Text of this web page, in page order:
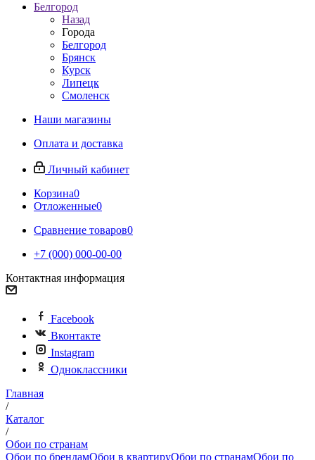
Белгород
Назад
Города
Белгород
Брянск
Курск
Липецк
Смоленск
Наши магазины
Оплата и доставка
Личный кабинет
Корзина0
Отложенные0
Сравнение товаров0
+7 (000) 000-00-00
Контактная информация
Facebook
Вконтакте
Instagram
Одноклассники
Главная
/
Каталог
/
Обои по странам
Обои по брендамОбои в квартируОбои по странамОбои по